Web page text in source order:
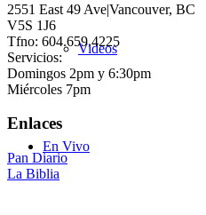
Videos
En Vivo
2551 East 49 Ave|Vancouver, BC
V5S 1J6
Tfno: 604.659.4225
Servicios:
Domingos 2pm y 6:30pm
Miércoles 7pm
Enlaces
Pan Diario
La Biblia